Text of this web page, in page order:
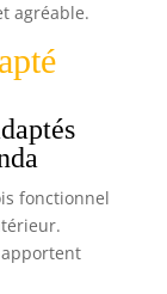
agréable.
fonctionnel